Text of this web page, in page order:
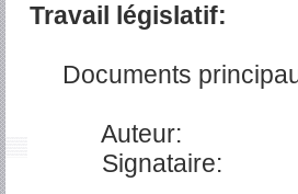
Travail législatif:
Documents
Auteur:
Signataire: